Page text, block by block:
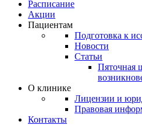
Расписание
Акции
Пациентам
Подготовка к
Новости
Статьи
Пяточная
О клинике
Лицензии и
Правовая
Контакты